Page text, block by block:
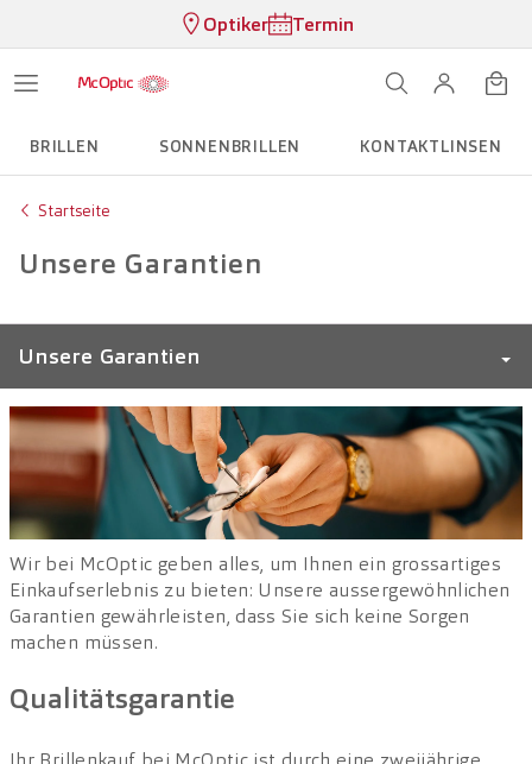
Optiker Termin
BRILLEN SONNENBRILLEN KONTAKTLINSEN
Startseite
Unsere Garantien
Unsere Garantien
Brillenschutz Erwachsene
Brillenschutz Kinder und Jungendliche
Wir bei McOptic geben alles, um Ihnen ein grossartiges
Einkaufserlebnis zu bieten: Unsere aussergewöhnlichen
Garantien gewährleisten, dass Sie sich keine Sorgen
machen müssen.
Qualitätsgarantie